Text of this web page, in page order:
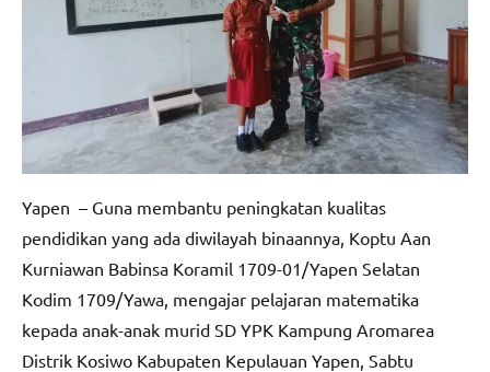
Yapen – Guna membantu peningkatan kualitas
pendidikan yang ada diwilayah binaannya, Koptu Aan
Kurniawan Babinsa Koramil 1709-01/Yapen Selatan
Kodim 1709/Yawa, mengajar pelajaran matematika
kepada anak-anak murid SD YPK Kampung Aromarea
Distrik Kosiwo Kabupaten Kepulauan Yapen, Sabtu